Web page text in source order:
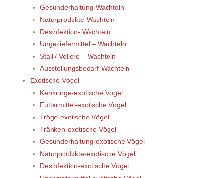
Gesunderhaltung-Wachteln
Naturprodukte-Wachteln
Desinfektion- Wachteln
Ungeziefermittel – Wachteln
Stall / Voliere – Wachteln
Ausstellungsbedarf-Wachteln
Exotische Vögel
Kennringe-exotische Vögel
Futtermittel-exotische Vögel
Tröge-exotische Vögel
Tränken-exotische Vögel
Gesunderhaltung-exotische Vögel
Naturprodukte-exotische Vögel
Desinfektion-exotische Vögel